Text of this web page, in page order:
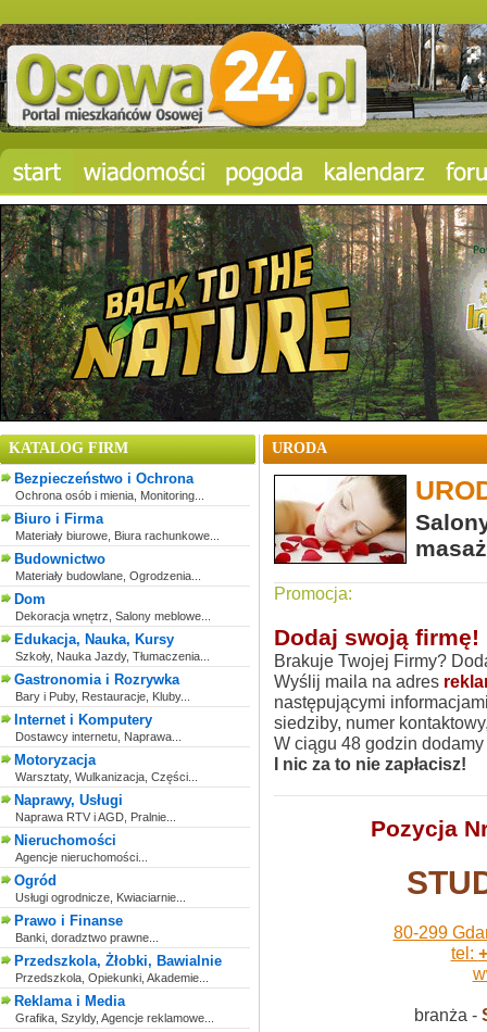
KATALOG FIRM
Bezpieczeństwo i Ochrona
Ochrona osób i mienia, Monitoring...
Biuro i Firma
Materiały biurowe, Biura rachunkowe...
Budownictwo
Materiały budowlane, Ogrodzenia...
Dom
Dekoracja wnętrz, Salony meblowe...
Edukacja, Nauka, Kursy
Szkoły, Nauka Jazdy, Tłumaczenia...
Gastronomia i Rozrywka
Bary i Puby, Restauracje, Kluby...
Internet i Komputery
Dostawcy internetu, Naprawa...
Motoryzacja
Warsztaty, Wulkanizacja, Części...
Naprawy, Usługi
Naprawa RTV i AGD, Pralnie...
Nieruchomości
Agencje nieruchomości...
Ogród
Usługi ogrodnicze, Kwiaciarnie...
Prawo i Finanse
Banki, doradztwo prawne...
Przedszkola, Żłobki, Bawialnie
Przedszkola, Opiekunki, Akademie...
Reklama i Media
Grafika, Szyldy, Agencje reklamowe...
URODA
Promocja:
Dodaj swoją firmę!
Brakuje Twojej Firmy?
Wyślij maila na adres
następującymi
siedziby, numer
W ciągu 48 godzin dodamy
I nic za to nie zapłacisz!
Pozycja
80-299
tel:
branża -